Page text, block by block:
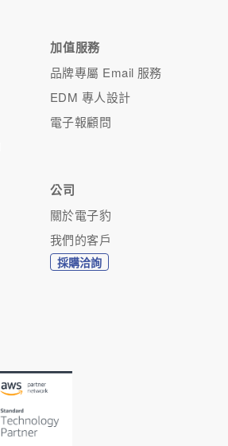
加值服務
品牌專屬 Email 服務
EDM 專人設計
電子報顧問
公司
關於電子豹
我們的客戶
採購洽詢